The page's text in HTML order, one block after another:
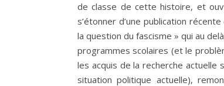
de classe de cette histoire, et
s’étonner d’une publication
la question du fascisme » qui au
programmes scolaires (et le
les acquis de la recherche actuelle
situation politique actuelle),